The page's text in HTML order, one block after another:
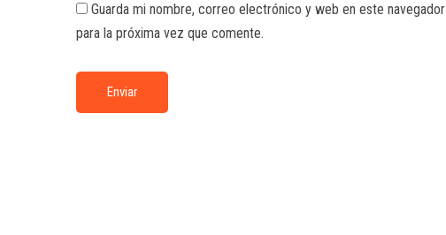
Guarda mi nombre, correo electrónico y web en este navegador
para la próxima vez que comente.